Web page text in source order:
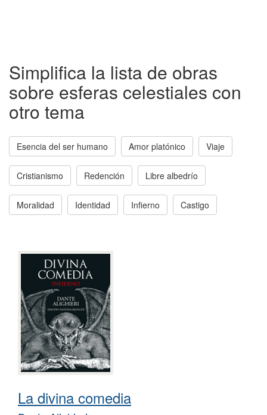
Simplifica la lista de obras
sobre esferas celestiales con
otro tema
Esencia del ser humano Amor platónico Viaje
Cristianismo Redención Libre albedrío
Moralidad Identidad Infierno Castigo
La divina comedia